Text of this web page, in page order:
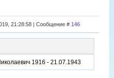
21:28:58 | Сообщение # 146
1916 - 21.07.1943